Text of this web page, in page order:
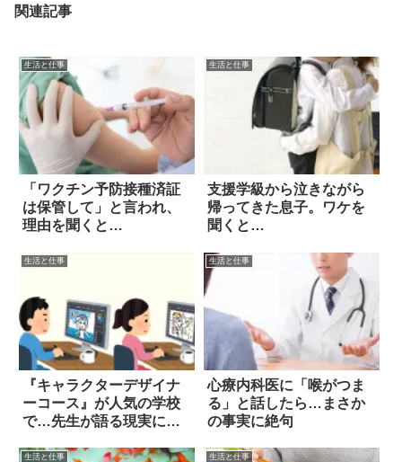
関連記事
生活と仕事
「ワクチン予防接種済証
は保管して」と言われ、
理由を聞くと…
生活と仕事
支援学級から泣きながら
帰ってきた息子。ワケを
聞くと…
生活と仕事
『キャラクターデザイナ
ーコース』が人気の学校
で…先生が語る現実に愕
生活と仕事
心療内科医に「喉がつま
る」と話したら…まさか
の事実に絶句
生活と仕事 生活と仕事